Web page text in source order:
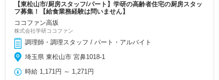
【東松山市/厨房スタッフ/パート】学研の高齢者住宅の厨房スタッ
フ募集！【給食業務経験は問いません】
ココファン高坂
株式会社学研ココファン
調理師・調理スタッフ / パート・アルバイト
埼玉県 東松山市 宮鼻1018-1
時給 1,171円 ～ 1,271円